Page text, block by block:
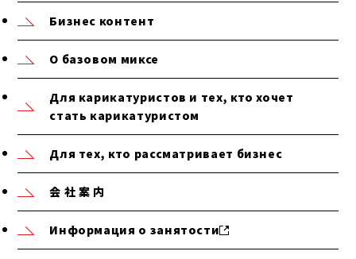
Бизнес контент
О базовом миксе
Для карикатуристов и тех, кто хочет
стать карикатуристом
Для тех, кто рассматривает бизнес
会 社 案 内
Информация о занятости